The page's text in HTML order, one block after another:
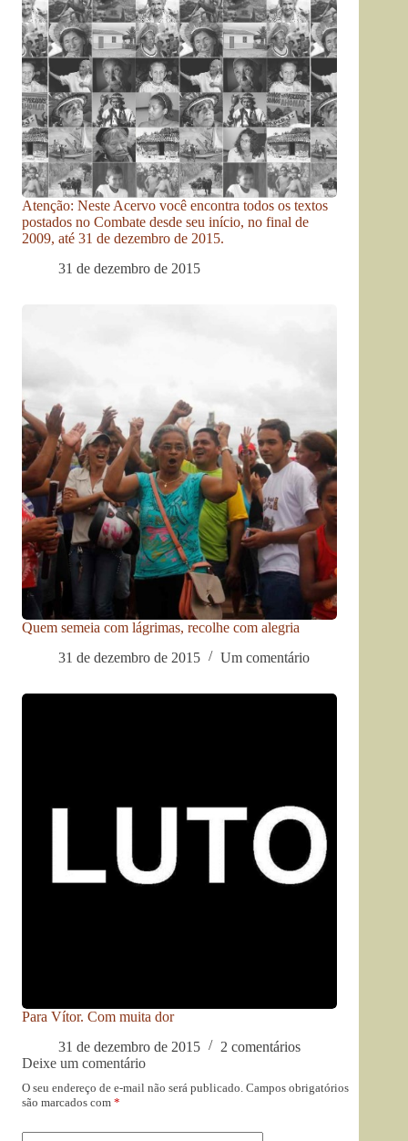
Atenção: Neste Acervo você encontra todos os textos
postados no Combate desde seu início, no final de
2009, até 31 de dezembro de 2015.
31 de dezembro de 2015
Quem semeia com lágrimas, recolhe com alegria
31 de dezembro de 2015
Um comentário
Para Vítor. Com muita dor
31 de dezembro de 2015
2 comentários
Deixe um comentário
O seu endereço de e-mail não será publicado. Campos obrigatórios
são marcados com *